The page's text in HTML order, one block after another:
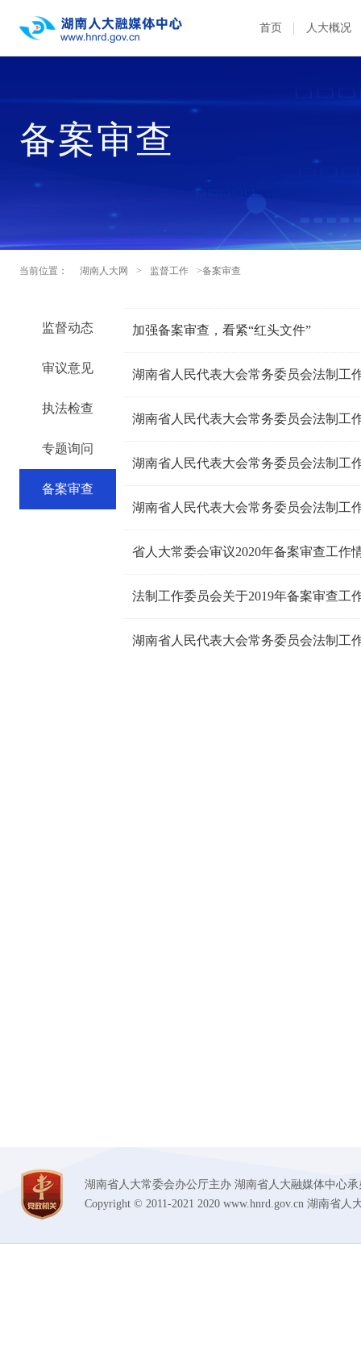
首页 人大概况
备案审查
当前位置： 湖南人大网 > 监督工作 >备案审查
监督动态
审议意见
执法检查
专题询问
备案审查
加强备案审查，看紧“红头文件”
省人大常委会审议2020年备案审查工作
法制工作委员会关于2019年备案审查工
湖南省人民代表大会常务委员会法制工
湖南省人大常委会办公厅主办 湖南省人大融媒体中心
Copyright © 2011-2021 2020 www.hnrd.gov.cn 湖南省